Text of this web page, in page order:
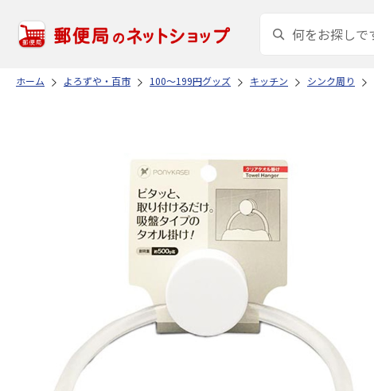
ホーム よろずや・百市 100～199円グッズ キッチン シンク周り